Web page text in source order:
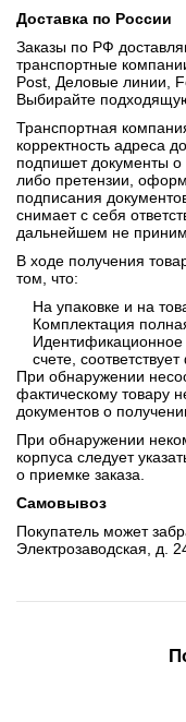
Доставка по России
Заказы по РФ
транспортные
Post, Деловые линии,
Выбирайте
Транспортная
корректность адреса
подпишет документы о
либо претензии,
подписания
снимает с себя
дальнейшем не
В ходе получения
том, что:
На упаковке и на
Комплектация
Идентификационное
счете,
При обнаружении
фактическому товару
документов о
При обнаружении
корпуса следует
о приемке заказа.
Самовывоз
Покупатель может
Электрозаводская, д.